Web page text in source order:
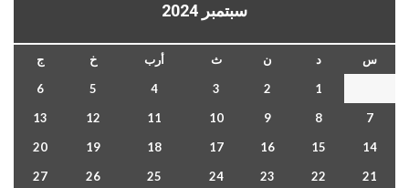
سبتمبر 2024
س د ن ث أرب خ
ج
1
2
3
4
5
6
7
8
9
10
11
12
13
14
15
16
17
18
19
20
21
22
23
24
25
26
27